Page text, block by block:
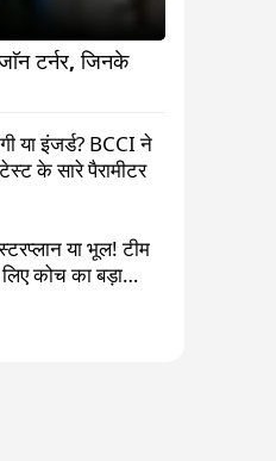
टर्नर, जिनके
या इंजर्ड? BCCI ने
के सारे पैरामीटर
या भूल! टीम
कोच का बड़ा